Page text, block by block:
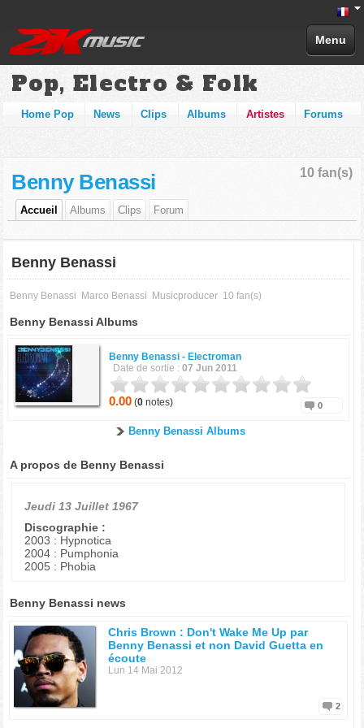
Menu
Pop, Electro & Folk
Home Pop News Clips Albums Artistes Forums
10 fan(s)
Benny Benassi
Accueil Albums Clips Forum
Benny Benassi
Benny Benassi Marco Benassi Musicproducer 10 fan(s)
Benny Benassi Albums
Benny Benassi - Electroman
Date de sortie :07 Jun 2011
0.00 (0 notes) 0
Benny Benassi Albums
A propos de Benny Benassi
Jeudi 13 Juillet 1967
Discographie :
2003 : Hypnotica
2004 : Pumphonia
2005 : Phobia
Benny Benassi news
Chris Brown : Don't Wake Me Up par
Benny Benassi et non David Guetta en
écoute
Lun 14 Mai 2012
2